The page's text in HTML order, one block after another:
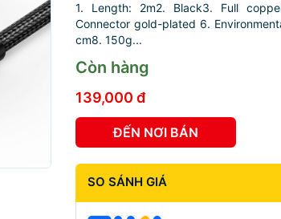
1. Length: 2m2. Black3. Full
Connector gold-plated 6.
cm8. 150g...
Còn hàng
139,000 đ
ĐẾN NƠI BÁN
SO SÁNH GIÁ